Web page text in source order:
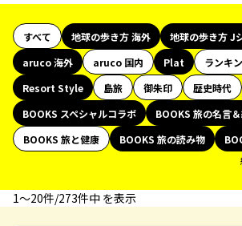
すべて 地球の歩き方 海外
地球の歩き方 J
aruco 海外
aruco 国内 Plat
ランキ
Resort Style
島旅 御朱印 歴史時代
BOOKS スペシャルコラボ
BOOKS 旅の名言
BOOKS 旅と健康
BOOKS 旅の読み物
1〜20件/273件中 を表示